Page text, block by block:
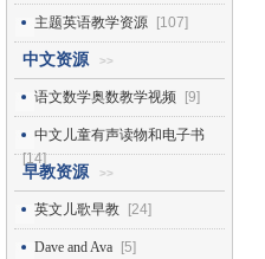
主题英语教学资源 [107]
中文资源 >>
语文数学奥数教学视频 [9]
中文儿童有声读物和电子书
[14]
早教资源 >>
英文儿歌早教 [24]
Dave and Ava [5]